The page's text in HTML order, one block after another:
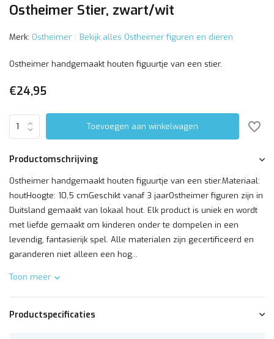
Ostheimer Stier, zwart/wit
Merk: Ostheimer Bekijk alles Ostheimer figuren en dieren
Ostheimer handgemaakt houten figuurtje van een stier.
€24,95
Toevoegen aan winkelwagen
Productomschrijving
Ostheimer handgemaakt houten figuurtje van een stier.Materiaal:
houtHoogte: 10,5 cmGeschikt vanaf 3 jaarOstheimer figuren zijn in
Duitsland gemaakt van lokaal hout. Elk product is uniek en wordt
met liefde gemaakt om kinderen onder te dompelen in een
levendig, fantasierijk spel. Alle materialen zijn gecertificeerd en
garanderen niet alleen een hog...
Toon meer
Productspecificaties